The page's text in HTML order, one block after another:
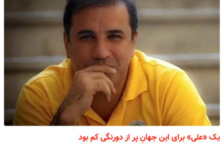
یک «علی» برای این جهانِ پر از دورنگی کم بود